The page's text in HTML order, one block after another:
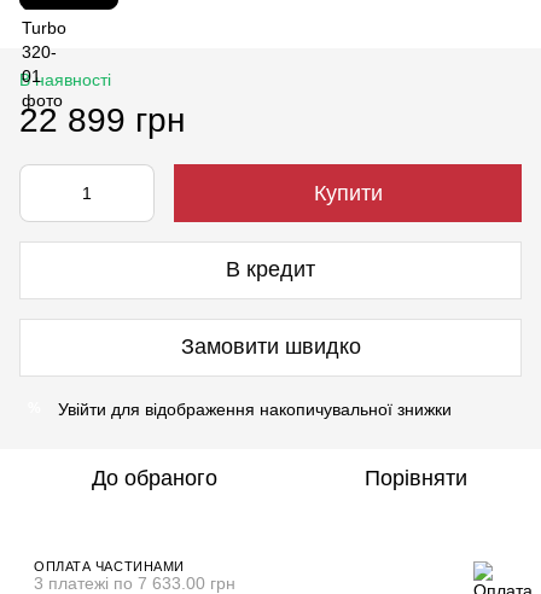
В наявності
22 899 грн
Купити
В кредит
Замовити швидко
Увійти для відображення накопичувальної знижки
До обраного Порівняти
ОПЛАТА ЧАСТИНАМИ
3 платежі по 7 633.00 грн